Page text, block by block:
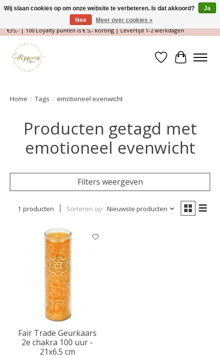
Magische Conceptstore, Edelstenen & Spirituele winkel | Gratis verzending >
€35,- | 100 Loyalty punten is € 5,- korting | Levertijd 1-2 werkdagen
Verlanglijst
Home / Tags / emotioneel evenwicht
Producten getagd met
emotioneel evenwicht
Filters weergeven
1 producten Sorteren op Nieuwste producten
Fair Trade Geurkaars
2e chakra 100 uur -
21x6.5 cm
Wij slaan cookies op om onze website te verbeteren. Is dat akkoord?
Ja
Nee
Meer over cookies »